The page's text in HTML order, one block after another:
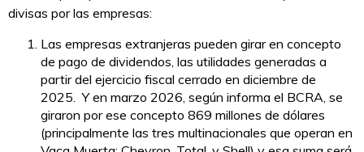
divisas por las empresas:
Las empresas extranjeras pueden girar en concepto
de pago de dividendos, las utilidades generadas a
partir del ejercicio fiscal cerrado en diciembre de
2025. Y en marzo 2026, según informa el BCRA, se
giraron por ese concepto 869 millones de dólares
(principalmente las tres multinacionales que operan en